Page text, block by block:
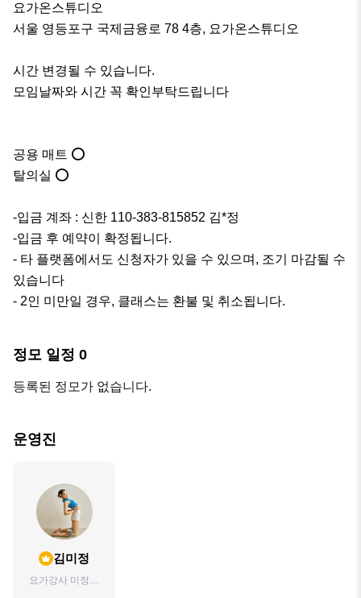
요가온스튜디오
서울 영등포구 국제금융로 78 4층, 요가온스튜디오
시간 변경될 수 있습니다.
모임날짜와 시간 꼭 확인부탁드립니다
공용 매트 ⭕️
탈의실 ⭕️
-입금 계좌 : 신한 110-383-815852 김*정
-입금 후 예약이 확정됩니다.
- 타 플랫폼에서도 신청자가 있을 수 있으며, 조기 마감될 수
있습니다
- 2인 미만일 경우, 클래스는 환불 및 취소됩니다.
정모 일정 0
등록된 정모가 없습니다.
운영진
김미정
요가강사 미정입